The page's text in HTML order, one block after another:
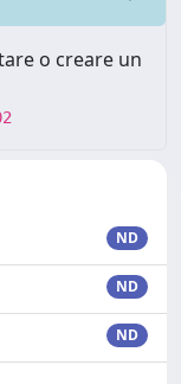
o creare un
ND
ND
ND